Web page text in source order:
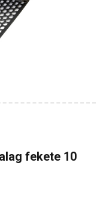
fekete 10